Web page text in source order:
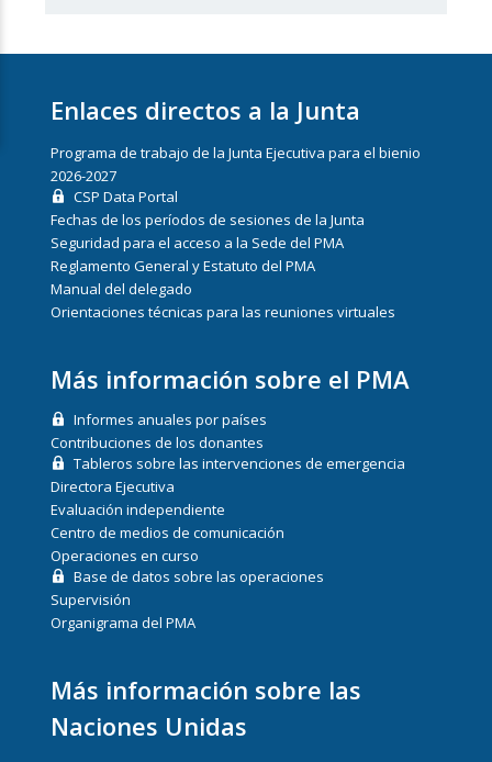
Enlaces directos a la Junta
Programa de trabajo de la Junta Ejecutiva para el bienio
2026-2027
CSP Data Portal
Fechas de los períodos de sesiones de la Junta
Seguridad para el acceso a la Sede del PMA
Reglamento General y Estatuto del PMA
Manual del delegado
Orientaciones técnicas para las reuniones virtuales
Más información sobre el PMA
Informes anuales por países
Contribuciones de los donantes
Tableros sobre las intervenciones de emergencia
Directora Ejecutiva
Evaluación independiente
Centro de medios de comunicación
Operaciones en curso
Base de datos sobre las operaciones
Supervisión
Organigrama del PMA
Más información sobre las
Naciones Unidas